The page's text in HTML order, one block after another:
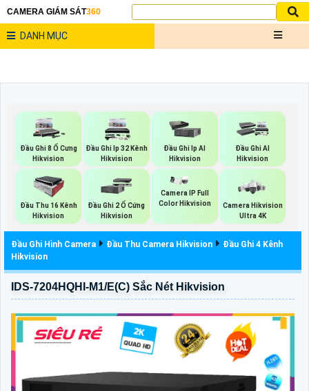
CAMERA GIÁM SÁT360
DANH MỤC
Đầu Ghi 8 Ổ Cưng
Hikvision
Đầu Ghi Ip 32 Kênh
Hikvision
Đầu Ghi Ip AI
Hikvision
Đầu Ghi AI
Hikvision
Đầu Thu 16 Kênh
Hikvision
Đầu Ghi 2 Ổ Cứng
Hikvision
Camera IP Full
Color Hikvision
Camera Hikvision
Ultra 4K
Đầu Ghi Hình Camera Đầu Thu Camera Hikvision
Đầu Ghi 4 Kênh
Hikvision
IDS-7204HQHI-M1/E(C) Sắc Nét Hikvision